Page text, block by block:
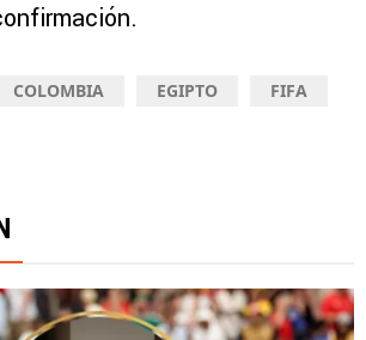
COLOMBIA EGIPTO
FIFA